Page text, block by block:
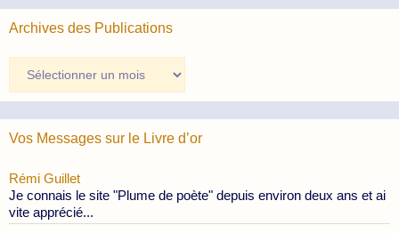
Archives des Publications
des
Publications
Vos Messages sur le Livre d’or
Rémi Guillet
Je connais le site "Plume de poète" depuis environ deux ans et ai
vite apprécié...